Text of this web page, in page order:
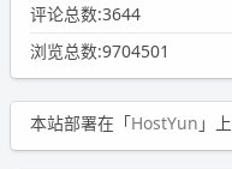
评论总数:3644
浏览总数:9704501
本站部署在「HostYun 」上